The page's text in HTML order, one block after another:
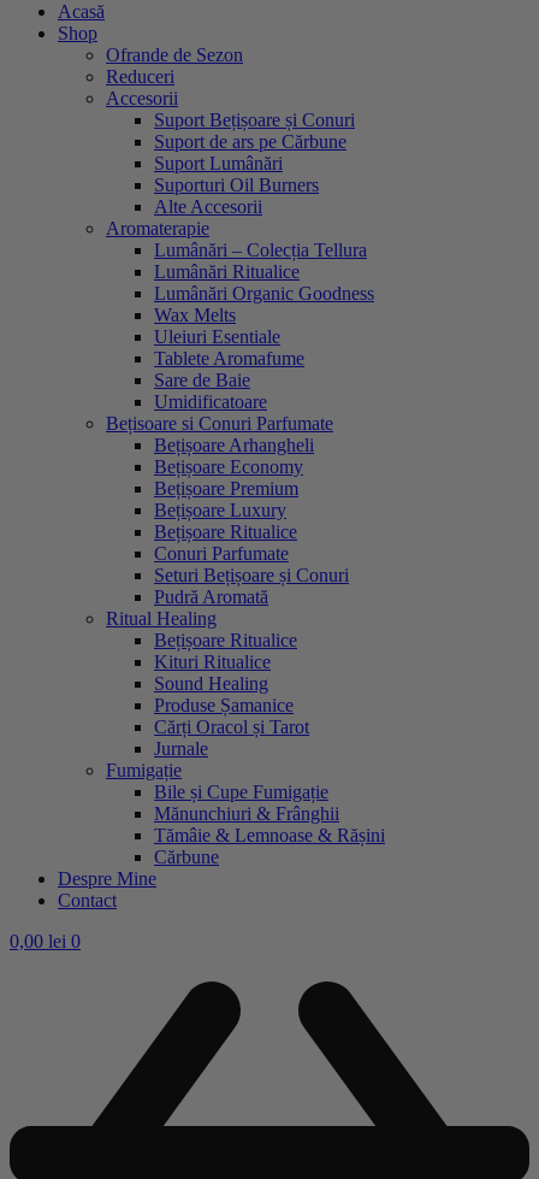
Acasă
Shop
Ofrande de Sezon
Reduceri
Accesorii
Suport Bețișoare și Conuri
Suport de ars pe Cărbune
Suport Lumânări
Suporturi Oil Burners
Alte Accesorii
Aromaterapie
Lumânări – Colecția Tellura
Lumânări Ritualice
Lumânări Organic Goodness
Wax Melts
Uleiuri Esentiale
Tablete Aromafume
Sare de Baie
Umidificatoare
Bețisoare si Conuri Parfumate
Bețișoare Arhangheli
Bețișoare Economy
Bețișoare Premium
Bețișoare Luxury
Bețișoare Ritualice
Conuri Parfumate
Seturi Bețișoare și Conuri
Pudră Aromată
Ritual Healing
Bețișoare Ritualice
Kituri Ritualice
Sound Healing
Produse Șamanice
Cărți Oracol și Tarot
Jurnale
Fumigație
Bile și Cupe Fumigație
Mănunchiuri & Frânghii
Tămâie & Lemnoase & Rășini
Cărbune
Despre Mine
Contact
0,00 lei 0